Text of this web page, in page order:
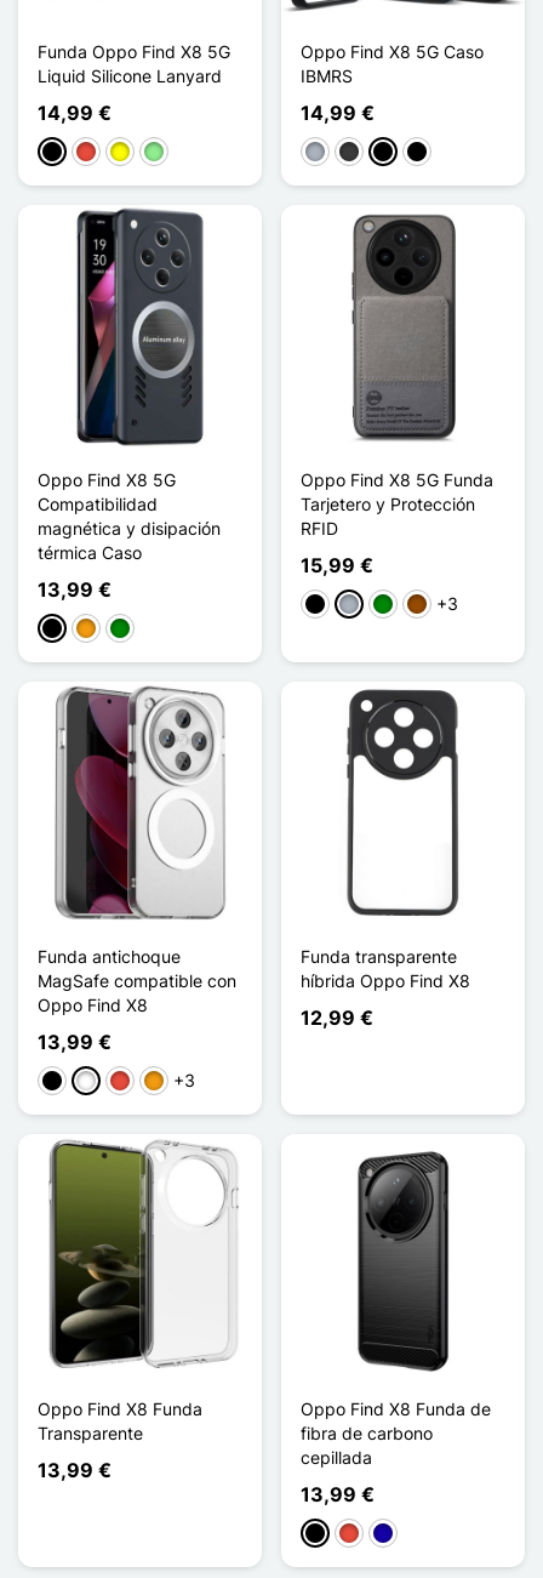
Funda Oppo Find X8 5G
Liquid Silicone Lanyard
14,99 €
NegroRojoAmarilloVerde claro
Oppo Find X8 5G Caso
IBMRS
14,99 €
Gris Gris oscuro
Noir Transparent
Noir Mat
Oppo Find X8 5G
Compatibilidad
magnética y disipación
térmica Caso
13,99 €
NegroNaranja
Verde
Oppo Find X8 5G Funda
Tarjetero y Protección
RFID
15,99 €
Negro
Gris VerdeMarrón
+3
Funda antichoque
MagSafe compatible con
Oppo Find X8
13,99 €
NegroBlancoRojoNaranja
+3
Funda transparente
híbrida Oppo Find X8
12,99 €
Oppo Find X8 Funda
Transparente
13,99 €
Oppo Find X8 Funda de
fibra de carbono
cepillada
13,99 €
NegroRojoAzul oscuro